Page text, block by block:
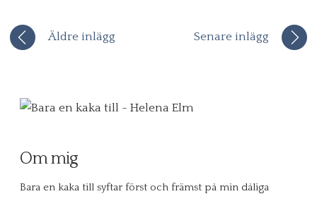
Äldre inlägg Senare inlägg
Om mig
Bara en kaka till syftar först och främst på min dåliga